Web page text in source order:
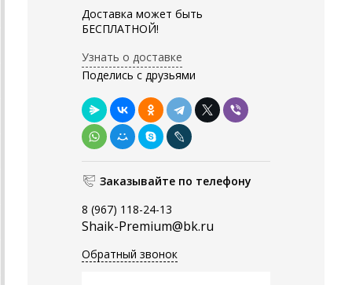
Доставка может быть
БЕСПЛАТНОЙ!
Узнать о доставке
Поделись с друзьями
Заказывайте по телефону
8 (967) 118-24-13
Shaik-Premium@bk.ru
Обратный звонок